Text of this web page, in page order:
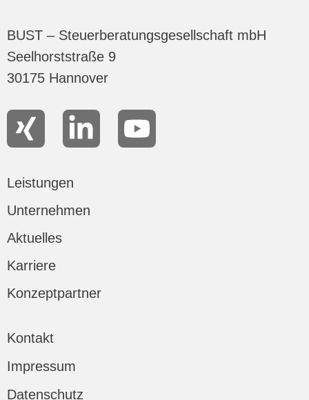
BUST – Steuerberatungsgesellschaft mbH
Seelhorststraße 9
30175 Hannover
Leistungen
Unternehmen
Aktuelles
Karriere
Konzeptpartner
Kontakt
Impressum
Datenschutz